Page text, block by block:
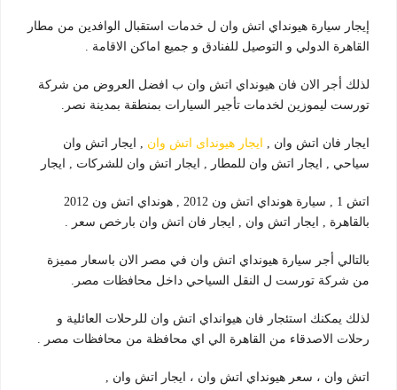
إيجار سيارة هيونداي اتش وان ل خدمات استقبال الوافدين من مطار
القاهرة الدولي و التوصيل للفنادق و جميع اماكن الاقامة .
لذلك أجر الان فان هيونداي اتش وان ب افضل العروض من شركة
تورست ليموزين لخدمات تأجير السيارات بمنطقة بمدينة نصر.
ايجار فان اتش وان , ايجار هيونداى اتش وان , ايجار اتش وان
سياحي , ايجار اتش وان للمطار , ايجار اتش وان للشركات , ايجار
اتش 1 , سيارة هونداي اتش ون 2012 , هونداي اتش ون 2012
بالقاهرة , ايجار اتش وان , ايجار فان اتش وان بارخص سعر .
بالتالي أجر سيارة هيونداي اتش وان في مصر الان باسعار مميزة
من شركة تورست ل النقل السياحي داخل محافظات مصر.
لذلك يمكنك استئجار فان هيوانداي اتش وان للرحلات العائلية و
رحلات الاصدقاء من القاهرة الي اي محافظة من محافظات مصر .
اتش وان ، سعر هيونداي اتش وان ، ايجار اتش وان ,